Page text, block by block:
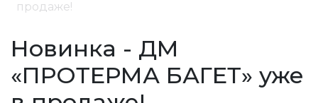
продаже!
Новинка - ДМ
«ПРОТЕРМА БАГЕТ» уже